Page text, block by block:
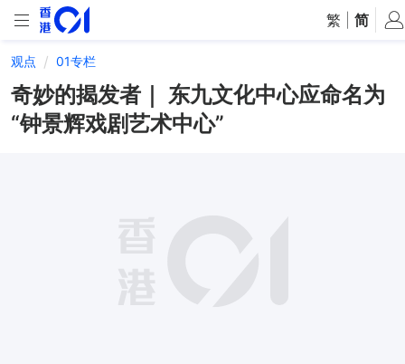
繁 简
观点 01专栏
奇妙的揭发者｜ 东九文化中心应命名为
“钟景辉戏剧艺术中心”